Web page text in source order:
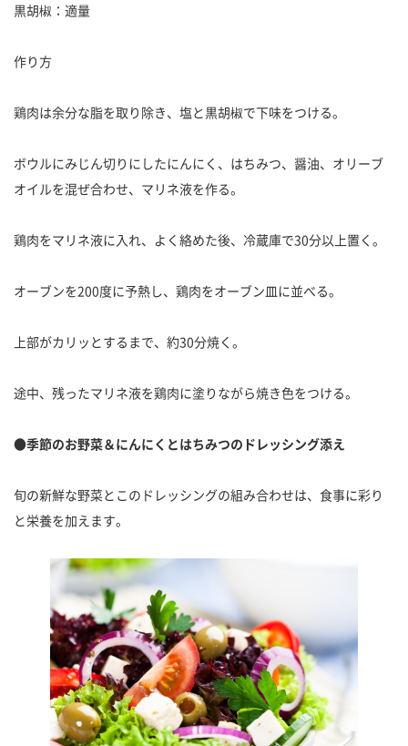
黒胡椒：適量
作り方
鶏肉は余分な脂を取り除き、塩と黒胡椒で下味をつける。
ボウルにみじん切りにしたにんにく、はちみつ、醤油、オリーブ
オイルを混ぜ合わせ、マリネ液を作る。
鶏肉をマリネ液に入れ、よく絡めた後、冷蔵庫で30分以上置く。
オーブンを200度に予熱し、鶏肉をオーブン皿に並べる。
上部がカリッとするまで、約30分焼く。
途中、残ったマリネ液を鶏肉に塗りながら焼き色をつける。
●季節のお野菜＆にんにくとはちみつのドレッシング添え
旬の新鮮な野菜とこのドレッシングの組み合わせは、食事に彩り
と栄養を加えます。